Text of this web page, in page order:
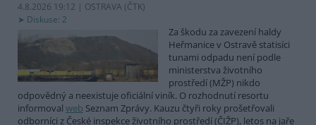
4.8.2026 19:12 | OSTRAVA (ČTK)
Diskuse: 2
Za škodu za zavezení haldy
Heřmanice v Ostravě statisíci
tunami odpadu není podle
ministerstva životního
prostředí (MŽP) nikdo
odpovědný a neexistuje oficiální viník. O rozhodnutí resortu
informoval web Seznam Zprávy. Kauzu čtyři roky prošetřovali
odborníci z České inspekce životního prostředí (ČIŽP), letos na jaře